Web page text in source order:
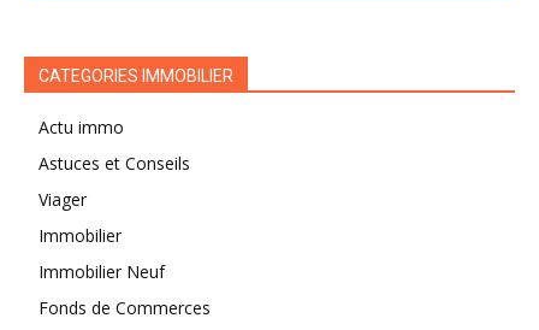
CATEGORIES IMMOBILIER
Actu immo
Astuces et Conseils
Viager
Immobilier
Immobilier Neuf
Fonds de Commerces